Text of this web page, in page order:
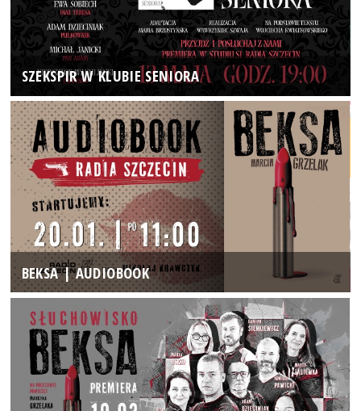
SZEKSPIR W KLUBIE SENIORA
BEKSA | AUDIOBOOK